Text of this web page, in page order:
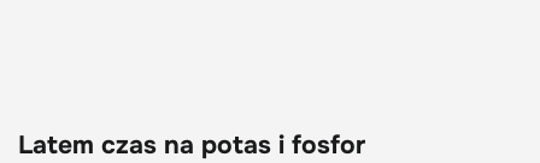
Latem czas na potas i fosfor